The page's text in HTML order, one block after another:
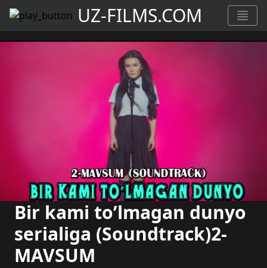
UZ-FILMS.COM
Bir kami to’lmagan dunyo
serialiga (Soundtrack)2-
MAVSUM